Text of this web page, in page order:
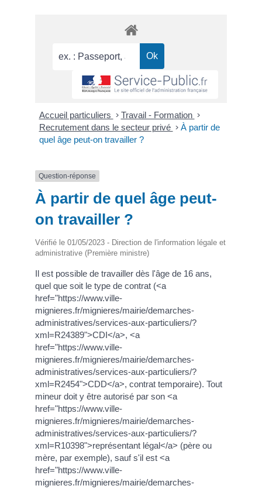
Accueil particuliers > Travail - Formation >
Recrutement dans le secteur privé > À partir de
quel âge peut-on travailler ?
Question-réponse
À partir de quel âge peut-
on travailler ?
Vérifié le 01/05/2023 - Direction de l'information légale et
administrative (Première ministre)
Il est possible de travailler dès l'âge de 16 ans,
quel que soit le type de contrat (<a
href="https://www.ville-
mignieres.fr/mignieres/mairie/demarches-
administratives/services-aux-particuliers/?
xml=R24389">CDI</a>, <a
href="https://www.ville-
mignieres.fr/mignieres/mairie/demarches-
administratives/services-aux-particuliers/?
xml=R2454">CDD</a>, contrat temporaire). Tout
mineur doit y être autorisé par son <a
href="https://www.ville-
mignieres.fr/mignieres/mairie/demarches-
administratives/services-aux-particuliers/?
xml=R10398">représentant légal</a> (père ou
mère, par exemple), sauf s'il est <a
href="https://www.ville-
mignieres.fr/mignieres/mairie/demarches-